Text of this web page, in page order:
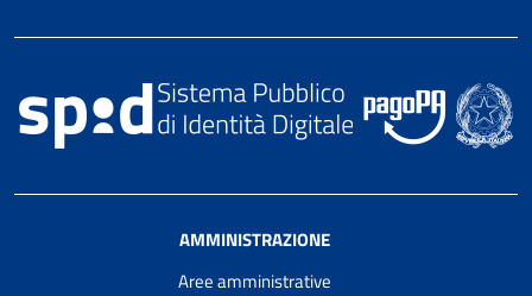
AMMINISTRAZIONE
Aree amministrative